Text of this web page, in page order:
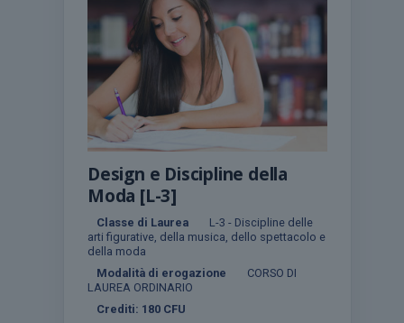
Design e Discipline della
Moda [L-3]
Classe di Laurea
L-3 - Discipline delle
arti figurative, della musica, dello spettacolo e
della moda
Modalità di erogazione
CORSO DI
LAUREA ORDINARIO
Crediti: 180 CFU